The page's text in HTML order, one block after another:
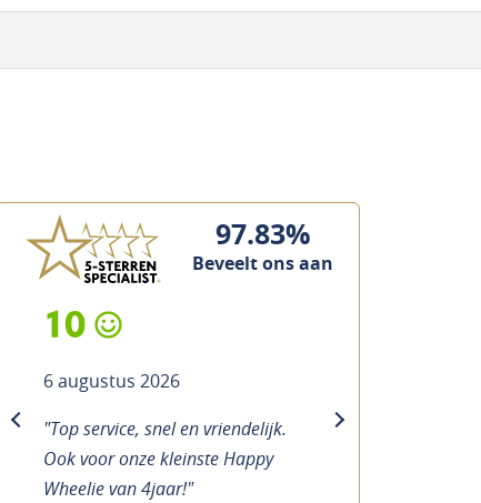
97.83%
Beveelt ons aan
10
6 augustus 2026
"Top service, snel en vriendelijk.
Ook voor onze kleinste Happy
Wheelie van 4jaar!"
previous next